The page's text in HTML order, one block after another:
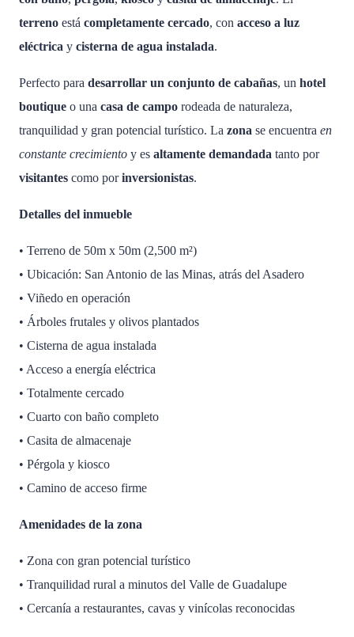
terreno está completamente cercado, con acceso a luz
eléctrica y cisterna de agua instalada.
Perfecto para desarrollar un conjunto de cabañas, un hotel
boutique o una casa de campo rodeada de naturaleza,
tranquilidad y gran potencial turístico. La zona se encuentra en
constante crecimiento y es altamente demandada tanto por
visitantes como porinversionistas.
Detalles del inmueble
• Terreno de 50m x 50m (2,500 m²)
• Ubicación: San Antonio de las Minas, atrás del Asadero
• Viñedo en operación
• Árboles frutales y olivos plantados
• Cisterna de agua instalada
• Acceso a energía eléctrica
• Totalmente cercado
• Cuarto con baño completo
• Casita de almacenaje
• Pérgola y kiosco
• Camino de acceso firme
Amenidades de la zona
• Zona con gran potencial turístico
• Tranquilidad rural a minutos del Valle de Guadalupe
• Cercanía a restaurantes, cavas y vinícolas reconocidas